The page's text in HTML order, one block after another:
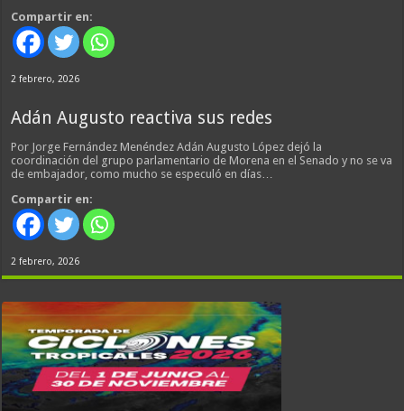
Compartir en:
2 febrero, 2026
Adán Augusto reactiva sus redes
Por Jorge Fernández Menéndez Adán Augusto López dejó la
coordinación del grupo parlamentario de Morena en el Senado y no se va
de embajador, como mucho se especuló en días…
Compartir en:
2 febrero, 2026